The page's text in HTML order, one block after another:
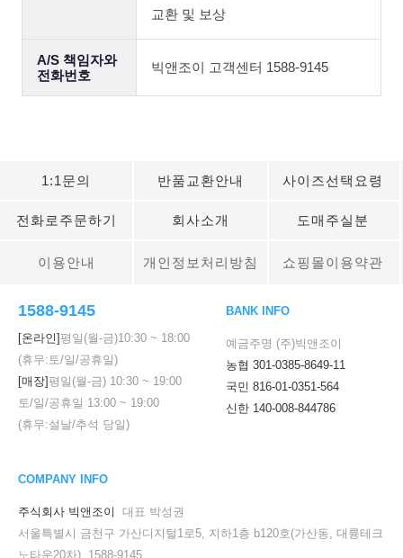
교환 및 보상
A/S 책임자와
전화번호
빅앤조이 고객센터 1588-9145
1:1문의 반품교환안내 사이즈선택요령
전화로주문하기 회사소개 도매주실분
이용안내 개인정보처리방침 쇼핑몰이용약관
1588-9145
[온라인]평일(월-금)10:30 ~ 18:00
(휴무:토/일/공휴일)
[매장]평일(월-금) 10:30 ~ 19:00
토/일/공휴일 13:00 ~ 19:00
(휴무:설날/추석 당일)
BANK INFO
예금주명 (주)빅앤조이
농협 301-0385-8649-11
국민 816-01-0351-564
신한 140-008-844786
COMPANY INFO
주식회사 빅앤조이
대표 박성권
서울특별시 금천구 가산디지털1로5, 지하1층 b120호(가산동, 대륭테크
노타운20차) 1588-9145